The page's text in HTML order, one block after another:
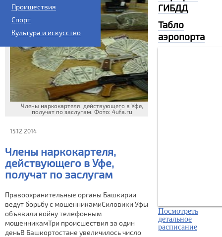
Проишествия
Спорт
Культура и искусство
Члены наркокартеля, действующего в Уфе,
получат по заслугам. Фото: 4ufa.ru
15.12.2014
Члены наркокартеля,
действующего в Уфе,
получат по заслугам
Правоохранительные органы Башкирии
ведут борьбу с мошенникамиСиловики Уфы
объявили войну телефонным
мошенникамТри происшествия за один
деньВ Башкортостане увеличилось число
ГИБДД
Табло
аэропорта
Посмотреть
детальное
расписание